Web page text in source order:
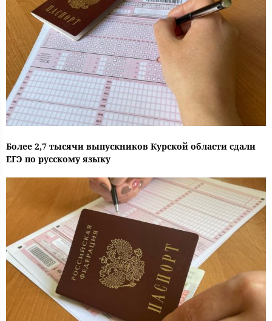
Более 2,7 тысячи выпускников Курской области сдали
ЕГЭ по русскому языку